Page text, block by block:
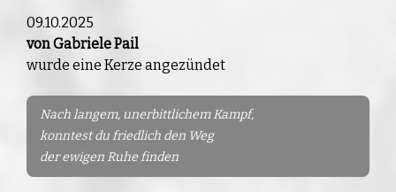
09.10.2025
von Gabriele Pail
wurde eine Kerze angezündet
Nach langem, unerbittlichem Kampf,
konntest du friedlich den Weg
der ewigen Ruhe finden